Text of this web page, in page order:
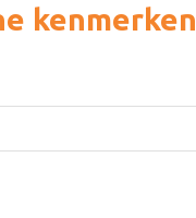
kenmerken